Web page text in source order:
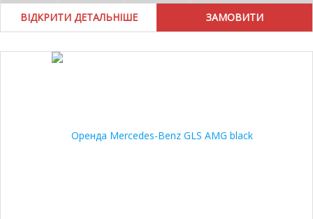
ВІДКРИТИ ДЕТАЛЬНІШЕ